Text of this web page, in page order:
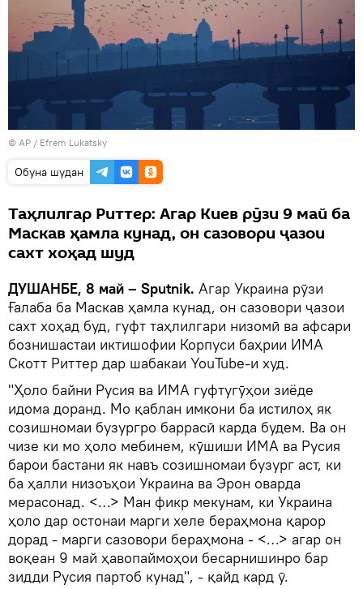
© AP / Efrem Lukatsky
Обуна шудан
Таҳлилгар Риттер: Агар Киев рӯзи 9 май ба
Маскав ҳамла кунад, он сазовори ҷазои
сахт хоҳад шуд
ДУШАНБЕ, 8 май – Sputnik. Агар Украина рӯзи
Ғалаба ба Маскав ҳамла кунад, он сазовори ҷазои
сахт хоҳад буд, гуфт таҳлилгари низомӣ ва афсари
бознишастаи иктишофии Корпуси баҳрии ИМА
Скотт Риттер дар шабакаи YouTube-и худ.
"Ҳоло байни Русия ва ИМА гуфтугӯҳои зиёде
идома доранд. Мо қаблан имкони ба истилоҳ як
созишномаи бузургро баррасӣ карда будем. Ва он
чизе ки мо ҳоло мебинем, кӯшиши ИМА ва Русия
барои бастани як навъ созишномаи бузург аст, ки
ба ҳалли низоъҳои Украина ва Эрон оварда
мерасонад. <…> Ман фикр мекунам, ки Украина
ҳоло дар остонаи марги хеле бераҳмона қарор
дорад - марги сазовори бераҳмона - <…> агар он
воқеан 9 май ҳавопаймоҳои бесарнишинро бар
зидди Русия партоб кунад", - қайд кард ӯ.